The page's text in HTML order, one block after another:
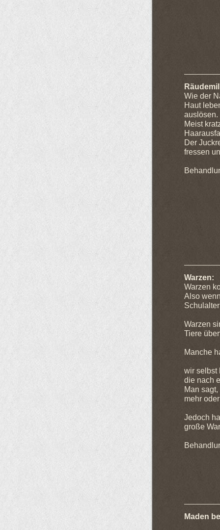
Wie der
Haut
auslösen.
Meist
Der
fressen
Warzen:
Warzen
Also
Warzen
Tiere
Manche
wir selbst
die nach
Man
mehr
Jedoch
große
Maden